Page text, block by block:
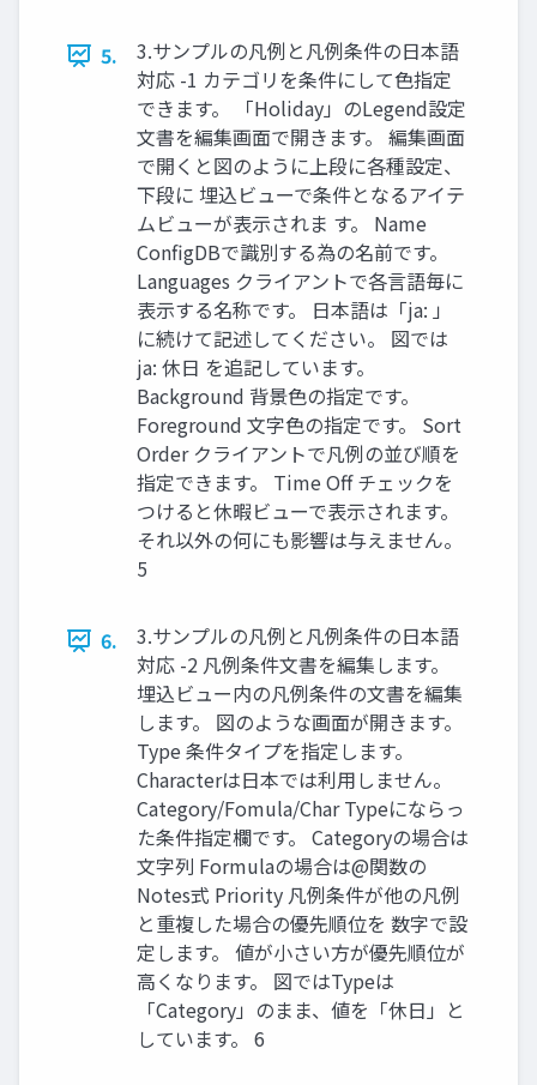
5.
3.サンプルの凡例と凡例条件の日本語
対応 -1 カテゴリを条件にして色指定
できます。 「Holiday」のLegend設定
文書を編集画面で開きます。 編集画面
で開くと図のように上段に各種設定、
下段に 埋込ビューで条件となるアイテ
ムビューが表示されま す。 Name
ConfigDBで識別する為の名前です。
Languages クライアントで各言語毎に
表示する名称です。 日本語は「ja: 」
に続けて記述してください。 図では
ja: 休日 を追記しています。
Background 背景色の指定です。
Foreground 文字色の指定です。 Sort
Order クライアントで凡例の並び順を
指定できます。 Time Off チェックを
つけると休暇ビューで表示されます。
それ以外の何にも影響は与えません。
5
6.
3.サンプルの凡例と凡例条件の日本語
対応 -2 凡例条件文書を編集します。
埋込ビュー内の凡例条件の文書を編集
します。 図のような画面が開きます。
Type 条件タイプを指定します。
Characterは日本では利用しません。
Category/Fomula/Char Typeにならっ
た条件指定欄です。 Categoryの場合は
文字列 Formulaの場合は@関数の
Notes式 Priority 凡例条件が他の凡例
と重複した場合の優先順位を 数字で設
定します。 値が小さい方が優先順位が
高くなります。 図ではTypeは
「Category」のまま、値を「休日」と
しています。 6